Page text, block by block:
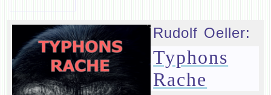
Rudolf Oeller:
Typhons
Rache